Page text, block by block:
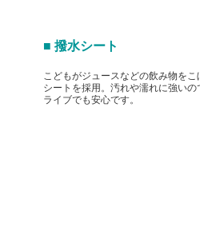
■ 撥水シート
こどもがジュースなどの飲み物を
シートを採用。汚れや濡れに強い
ライブでも安心です。